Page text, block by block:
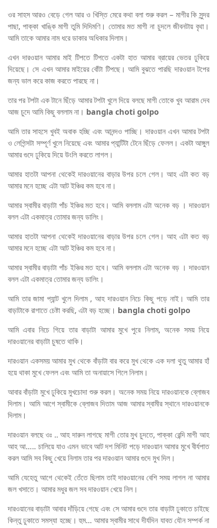
ওর সাহস আরও বেড়ে গেল আর ও খিস্তি মেরে কথা বলা শুরু করল – মাগীর কি সুন্দর
পাছা, পাক্কা খাঙ্কি মাগী তুমি দিদিমণি। তোমার মত মাগী না চুদলে জীবনটায় বৃথা।
আমি তাকে আমার নাম ধরে ডাকার অধিকার দিলাম।
এখন দারওয়ান আমার মাই টিপতে টিপতে একটা হাত আমার ব্রায়ের ভেতর ঢুকিয়ে
দিয়েছে। সে এখন আমার মাইয়ের বোঁটা টিপছে। আমি বুঝতে পারছি দারওয়ান টপের
জন্য ভাল করে কাজ করতে পারছে না।
তার পর টপটা এক টানে ছিঁড়ে আমার টপটা খুলে দিয়ে বলছে মাগী তোকে খুব আরাম দেব
আজ চুদে আমি কিছু বললাম না। bangla choti golpo
আমি তার সাহসে খুবই অবাক হচ্ছি এবং আনন্দও পাচ্ছি। দারওয়ান এখন আমার টপটা
ও লেগিন্সটা সম্পূর্ণ খুলে নিয়েছে এবং আমার প্যান্টিটা টেনে ছিঁড়ে ফেলল। একটা আঙ্গুল
আমার গুদে ঢুকিয়ে দিয়ে উংলি করতে লাগল।
আমার হাতটা আপনা থেকেই দারওয়ানের বাড়ার উপর চলে গেল। আহ এটা কত বড়
আমার মনে হচ্ছে এটা আট ইঞ্চির কম হবে না।
আমার স্বামীর বাড়াটা পাঁচ ইঞ্চির মত হবে। আমি বললাম এটা অনেক বড় । দারওয়ান
বলল এটা একমাত্র তোমার জন্য ডালিং।
আমার হাতটা আপনা থেকেই দারওয়ানের বাড়ার উপর চলে গেল। আহ এটা কত বড়
আমার মনে হচ্ছে এটা আট ইঞ্চির কম হবে না।
আমার স্বামীর বাড়াটা পাঁচ ইঞ্চির মত হবে। আমি বললাম এটা অনেক বড় । দারওয়ান
বলল এটা একমাত্র তোমার জন্য ডালিং।
আমি তার জামা প্যান্ট খুলে দিলাম , আহ দারওয়ান নিচে কিছু পড়ে নাই। আমি তার
বাড়াটাকে রাগাতে চেষ্টা করছি, এটা বড় হচ্ছে। bangla choti golpo
আমি এবার নিচে গিয়ে তার বাড়াটা আমার মুখে পুরে নিলাম, অনেক সময় নিয়ে
দারওয়ানের বাড়াটা চুষতে থাকি।
দারওয়ান একসময় আমার মুখ থেকে বাঁড়াটা বার করে মুখ থেকে এক দলা থুতু আমার হাঁ
হয়ে থাকা মুখে ফেলল এবং আমি তা অনায়াসে গিলে নিলাম।
আবার বাঁড়াটা মুখে ঢুকিয়ে মুখচোদা শুরু করল। অনেক সময় নিয়ে দারওয়ানকে ব্লোজব
দিলাম। আমি আগে স্বামীকে ব্লোজব দিতাম আজ আমার স্বামীর স্থানে দারওয়ানকে
দিলাম।
দারওয়ান বলছে ওঃ .. আহ দারুন লাগছে মাগী তোর মুখ চুদতে, পাক্কা রেন্দি মাগী আহ
আহ আ….. চালিয়ে যাও এমন ভাবে আট দশ মিনিট পড়ে দারওয়ান আমার মুখে বীর্যপাত
করল আমি সব কিছু খেয়ে নিলাম তার পর দারওয়ান আমার গুদে মুখ দিল।
আমি যেহেতু আগে থেকেই তেঁতে ছিলাম তাই দারওয়ানের বেশি সময় লাগল না আমার
জল খসাতে। আমার মধুর জল সব দারওয়ান খেয়ে নিল।
দারওয়ানের বাড়াটা আবার দাঁড়িয়ে গেছে এবং সে আমার গুদে তার বাড়াটা ঢুকাতে চাইছে
কিন্তু ঢুকাতে সমস্যা হচ্ছে। হুম… আমার স্বামীর সাথে দীর্যদিন যাবত যৌন সম্পর্ক না